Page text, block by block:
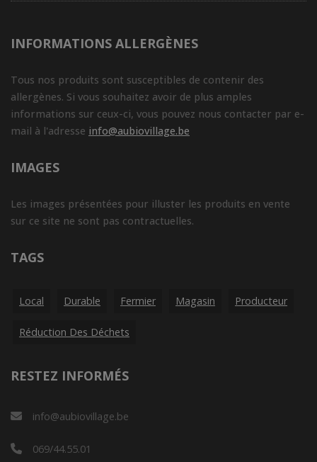
INFORMATIONS ALLERGÈNES
Tous nos produits sont susceptibles de contenir des
allergènes. Si vous souhaitez avoir de plus amples
informations sur ceux-ci, vous pouvez nous contacter par e-
mail à l'adresse info@aubiovillage.be
IMAGES
Les images présentées pour illuster les produits en vente
sur ce site ne sont pas contractuelles.
TAGS
Local Durable Fermier Magasin Producteur
Réduction Des Déchets
RESTEZ INFORMÉS
info@aubiovillage.be
069/44.55.01